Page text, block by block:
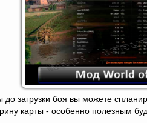
загрузки боя вы можете
карты - особенно полезным